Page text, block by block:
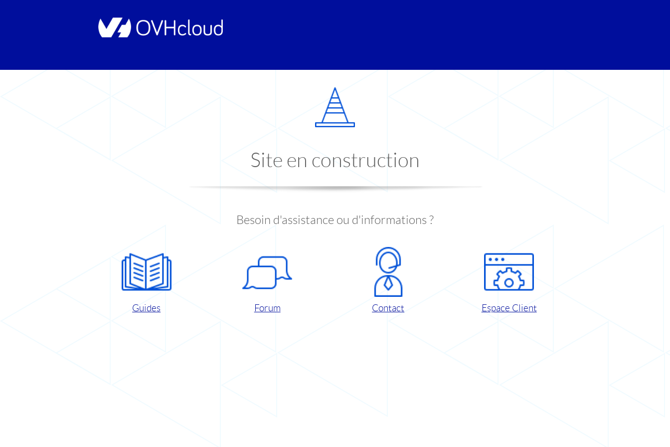
Site en construction
Besoin d'assistance ou d'informations ?
Guides Forum Contact Espace Client